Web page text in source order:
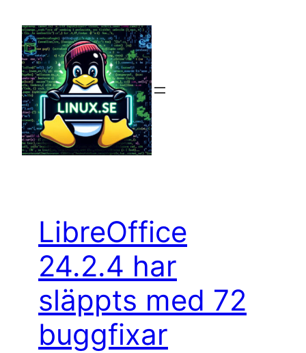
innehåll
LibreOffice
24.2.4 har
släppts med 72
buggfixar